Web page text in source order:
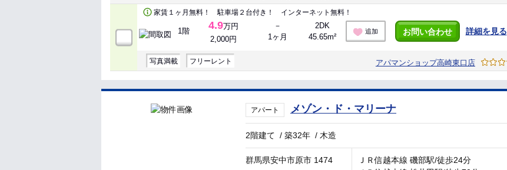
家賃１ヶ月無料！ 駐車場２台付き！ インターネット無料！
1階 4.9万円
2,000円
－
1ヶ月
2DK
45.65m²
追加 お問い合わせ 詳細を見る
写真満載 フリーレント アパマンショップ高崎東口店
アパート メゾン・ド・マリーナ
2階建て /築32年 / 木造
群馬県安中市原市 1474
ＪＲ信越本線 磯部駅/徒歩24分